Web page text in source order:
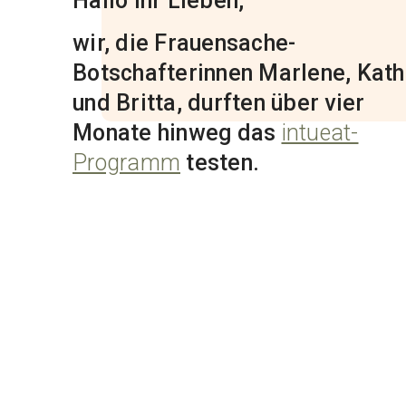
wir, die Frauensache-
Botschafterinnen Marlene,
und Britta, durften über vier
Monate hinweg das intueat-
Programm testen.